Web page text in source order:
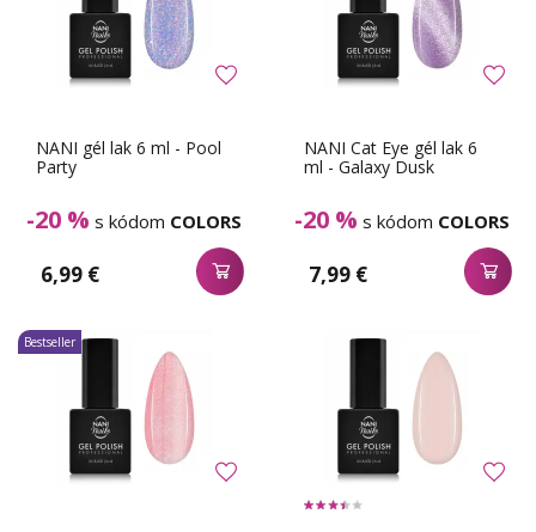
NANI gél lak 6 ml - Pool
Party
-20 % s kódom COLORS
6,99 €
NANI Cat Eye gél lak 6
ml - Galaxy Dusk
-20 % s kódom COLORS
7,99 €
Bestseller